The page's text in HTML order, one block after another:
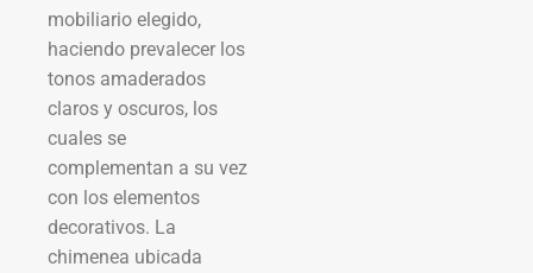
mobiliario elegido,
haciendo prevalecer los
tonos amaderados
claros y oscuros, los
cuales se
complementan a su vez
con los elementos
decorativos. La
chimenea ubicada